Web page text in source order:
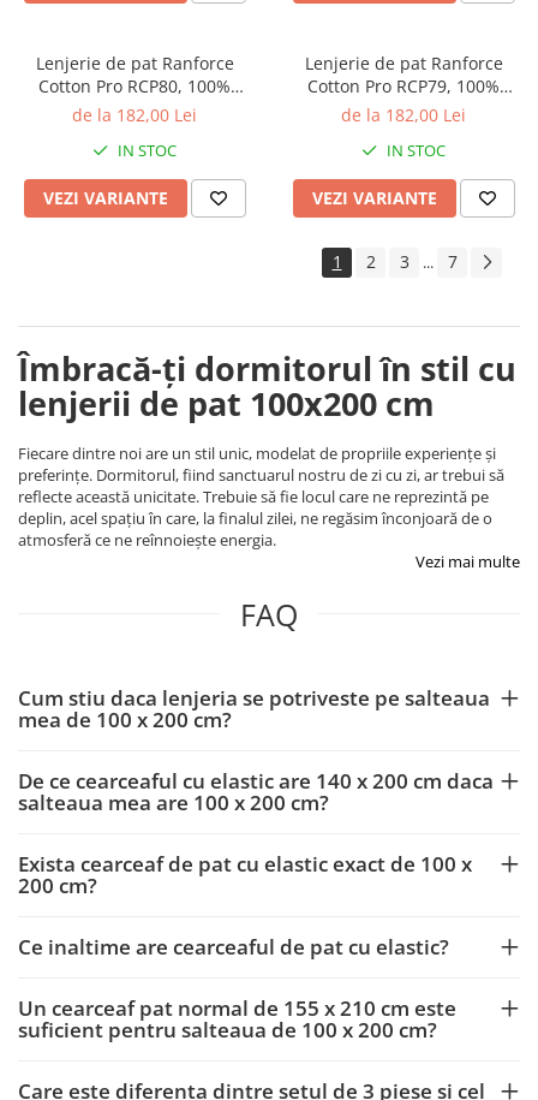
Lenjerie de pat Ranforce
Cotton Pro RCP80, 100%
bumbac, crem, imprimeu cu
de la 182,00 Lei
IN STOC
VEZI VARIANTE
Lenjerie de pat Ranforce
Cotton Pro RCP79, 100%
bumbac, roz pudra, imprimeu
de la 182,00 Lei
IN STOC
VEZI VARIANTE
1 2 3 ... 7
Îmbracă-ți dormitorul în stil cu
lenjerii de pat 100x200 cm
Fiecare dintre noi are un stil unic, modelat de propriile experiențe și
preferințe. Dormitorul, fiind sanctuarul nostru de zi cu zi, ar trebui să
reflecte această unicitate. Trebuie să fie locul care ne reprezintă pe
deplin, acel spațiu în care, la finalul zilei, ne regăsim înconjoară de o
atmosferă ce ne reînnoiește energia.
Vezi mai multe
FAQ
Cum stiu daca lenjeria se potriveste pe salteaua
mea de 100 x 200 cm?
De ce cearceaful cu elastic are 140 x 200 cm daca
salteaua mea are 100 x 200 cm?
Exista cearceaf de pat cu elastic exact de 100 x
200 cm?
Ce inaltime are cearceaful de pat cu elastic?
Un cearceaf pat normal de 155 x 210 cm este
suficient pentru salteaua de 100 x 200 cm?
Care este diferenta dintre setul de 3 piese si cel